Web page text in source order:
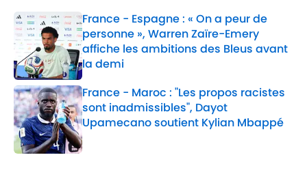
France - Espagne : « On a peur de
personne », Warren Zaïre-Emery
affiche les ambitions des Bleus avant
la demi
Published by on Invalid Date
France - Maroc : "Les propos racistes
sont inadmissibles", Dayot
Upamecano soutient Kylian Mbappé
Published by on Invalid Date